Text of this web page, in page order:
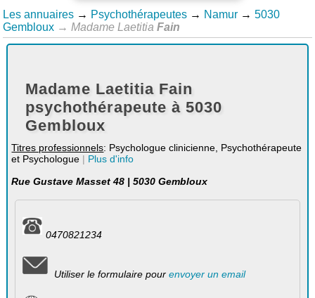
Les annuaires → Psychothérapeutes → Namur → 5030
Gembloux → Madame LaetitiaFain
Madame Laetitia Fain
psychothérapeute à 5030
Gembloux
Titres professionnels: Psychologue clinicienne, Psychothérapeute
et Psychologue | Plus d'info
Rue Gustave Masset 48 | 5030 Gembloux
0470821234
Utiliser le formulaire pour envoyer un email